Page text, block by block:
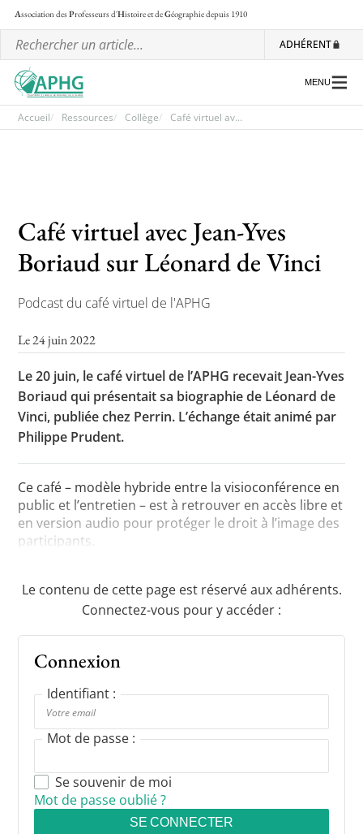
Association desProfesseurs d'Histoire et deGéographiedepuis 1910
ADHÉRENT
Les ateliers nationaux
Communiqués et motions
Lettre d’information de l’APHG
Toutes les actualités
Les rendez-vous de l’APHG
Concours de recrutement
Concours scolaires
Critique d’ouvrages publiés
Culture
MENU
Accueil Ressources Collège Café virtuel av...
Café virtuel avec Jean-Yves
Boriaud sur Léonard de Vinci
Podcast du café virtuel de l'APHG
Le 24 juin 2022
Le 20 juin, le café virtuel de l’APHG recevait Jean-Yves
Boriaud qui présentait sa biographie de Léonard de
Vinci, publiée chez Perrin. L’échange était animé par
Philippe Prudent.
Ce café – modèle hybride entre la visioconférence en
public et l’entretien – est à retrouver en accès libre et
en version audio pour protéger le droit à l’image des
participants.
Le contenu de cette page est réservé aux adhérents.
Connectez-vous pour y accéder :
Connexion
Identifiant :
Mot de passe :
Se souvenir de moi
Mot de passe oublié ?
SE CONNECTER